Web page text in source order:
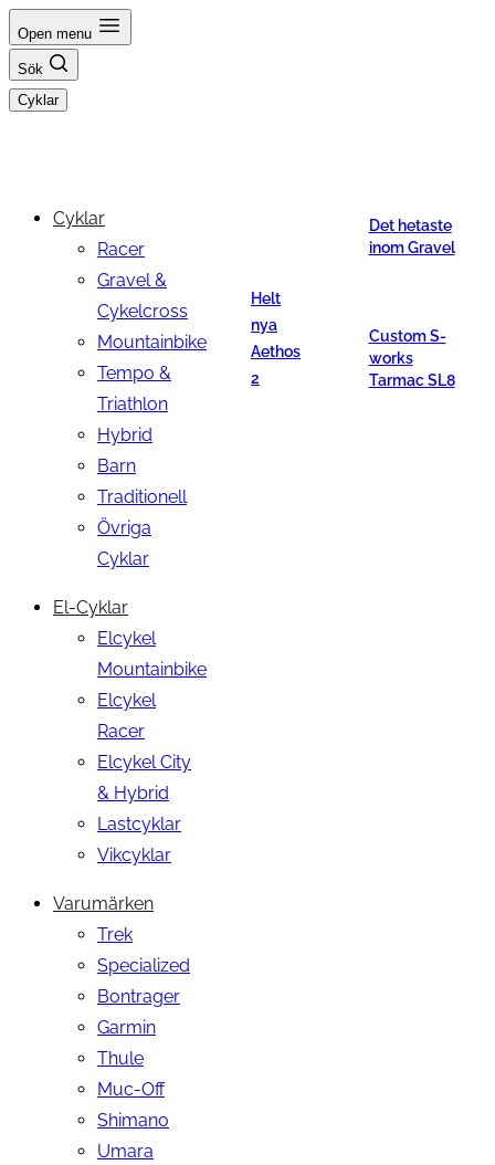
Hoppa
till
innehåll
Open menu
Sök
Cyklar
Cyklar
Racer
Gravel &
Cykelcross
Mountainbike
Tempo &
Triathlon
Hybrid
Barn
Traditionell
Övriga
Cyklar
El-Cyklar
Elcykel
Mountainbike
Elcykel
Racer
Elcykel City
& Hybrid
Lastcyklar
Vikcyklar
Varumärken
Trek
Specialized
Bontrager
Garmin
Thule
Muc-Off
Shimano
Umara
Helt
nya
Aethos
2
Det hetaste
inom Gravel
Custom S-
works
Tarmac SL8